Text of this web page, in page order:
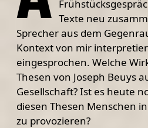
Texte neu
Sprecher aus dem
Kontext von mir
eingesprochen. Welche
Thesen von Joseph Beuys
Gesellschaft? Ist es heute
diesen Thesen Menschen
zu provozieren?